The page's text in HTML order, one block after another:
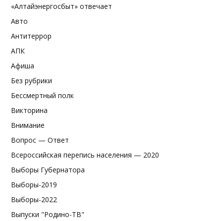
«Алтайэнергосбыт» отвечает
Авто
Антитеррор
АПК
Афиша
Без рубрики
Бессмертный полк
Викторина
Внимание
Вопрос — Ответ
Всероссийская перепись населения — 2020
Выборы Губернатора
Выборы-2019
Выборы-2022
Выпуски "Родино-ТВ"